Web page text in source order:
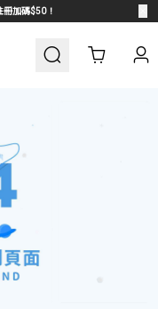
加碼$50！
Cart